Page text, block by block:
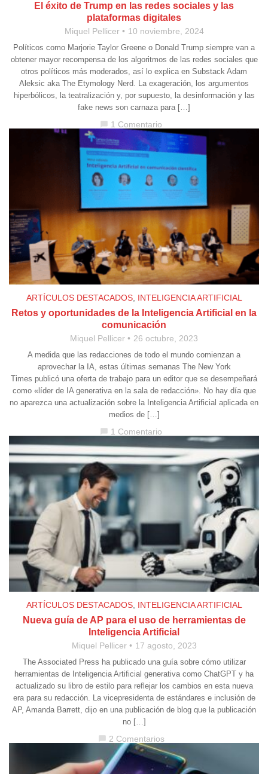
El éxito de Trump en las redes sociales y las
plataformas digitales
Miquel Pellicer 10 noviembre, 2024
Políticos como Marjorie Taylor Greene o Donald Trump siempre van a
obtener mayor recompensa de los algoritmos de las redes sociales que
otros políticos más moderados, así lo explica en Substack Adam
Aleksic aka The Etymology Nerd. La exageración, los argumentos
hiperbólicos, la teatralización y, por supuesto, la desinformación y las
fake news son carnaza para […]
1 Comentario
ARTÍCULOS DESTACADOS, INTELIGENCIA ARTIFICIAL
Retos y oportunidades de la Inteligencia Artificial en la
comunicación
Miquel Pellicer 26 octubre, 2023
A medida que las redacciones de todo el mundo comienzan a
aprovechar la IA, estas últimas semanas The New York
Times publicó una oferta de trabajo para un editor que se desempeñará
como «líder de IA generativa en la sala de redacción». No hay día que
no aparezca una actualización sobre la Inteligencia Artificial aplicada en
medios de […]
chat_bubble 1 Comentario
ARTÍCULOS DESTACADOS, INTELIGENCIA ARTIFICIAL
Nueva guía de AP para el uso de herramientas de
Inteligencia Artificial
Miquel Pellicer 17 agosto, 2023
The Associated Press ha publicado una guía sobre cómo utilizar
herramientas de Inteligencia Artificial generativa como ChatGPT y ha
actualizado su libro de estilo para reflejar los cambios en esta nueva
era para su redacción. La vicepresidenta de estándares e inclusión de
AP, Amanda Barrett, dijo en una publicación de blog que la publicación
no […]
chat_bubble 2 Comentarios